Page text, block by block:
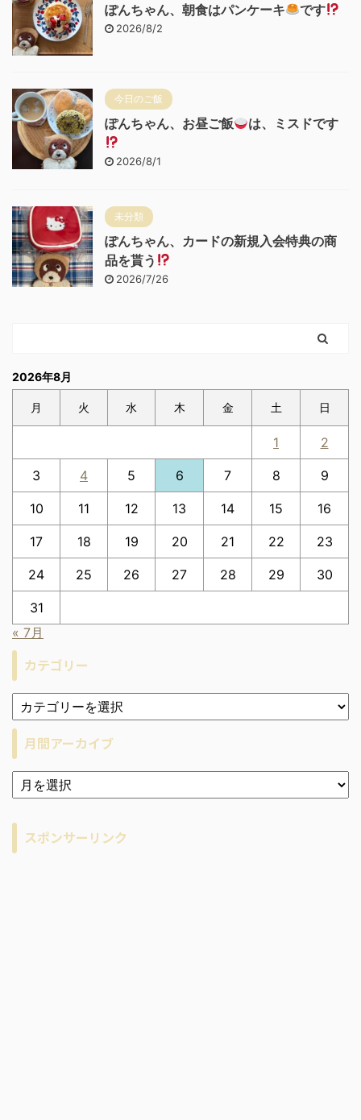
ぽんちゃん、朝食はパンケーキ です
2026/8/2
今日のご飯
ぽんちゃん、お昼ご飯 は、ミスドです
2026/8/1
未分類
ぽんちゃん、カードの新規入会特典の商
品を貰う
2026/7/26
2026年8月
月 火 水 木 金 土 日
1 2
3 4 5 6 7 8 9
10 11 12 13 14 15 16
17 18 19 20 21 22 23
24 25 26 27 28 29 30
31
« 7月
カテゴリー
月間アーカイブ
ア
ー
ブ
スポンサーリンク